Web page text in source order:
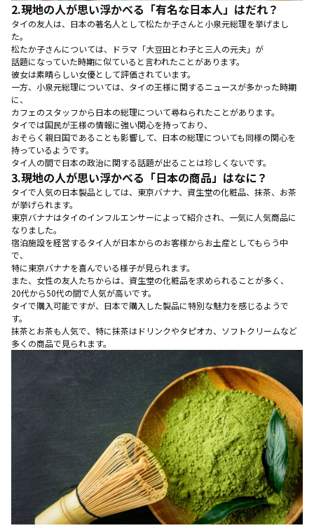
2.現地の人が思い浮かべる「有名な日本人」はだれ？
タイの友人は、日本の著名人として松たか子さんと小泉元総理を挙げまし
た。
松たか子さんについては、ドラマ「大豆田とわ子と三人の元夫」が
話題になっていた時期に似ていると言われたことがあります。
彼女は素晴らしい女優として評価されています。
一方、小泉元総理については、タイの王様に関するニュースが多かった時期
に、
カフェのスタッフから日本の総理について尋ねられたことがあります。
タイでは国民が王様の情報に強い関心を持っており、
おそらく親日国であることも影響して、日本の総理についても同様の関心を
持っているようです。
タイ人の間で日本の政治に関する話題が出ることは珍しくないです。
3.現地の人が思い浮かべる「日本の商品」はなに？
タイで人気の日本製品としては、東京バナナ、資生堂の化粧品、抹茶、お茶
が挙げられます。
東京バナナはタイのインフルエンサーによって紹介され、一気に人気商品に
なりました。
宿泊施設を経営するタイ人が日本からのお客様からお土産としてもらう中
で、
特に東京バナナを喜んでいる様子が見られます。
また、女性の友人たちからは、資生堂の化粧品を求められることが多く、
20代から50代の間で人気が高いです。
タイで購入可能ですが、日本で購入した製品に特別な魅力を感じるようで
す。
抹茶とお茶も人気で、特に抹茶はドリンクやタピオカ、ソフトクリームなど
多くの商品で見られます。